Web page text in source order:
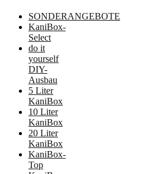
SONDERANGEBOTE
KaniBox-
Select
do it
yourself
DIY-
Ausbau
5 Liter
KaniBox
10 Liter
KaniBox
20 Liter
KaniBox
KaniBox-
Top